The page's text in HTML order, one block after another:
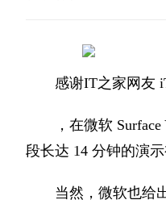
感谢IT之家网友
，在微软
段长达 14 分钟的演
当然，微软也给